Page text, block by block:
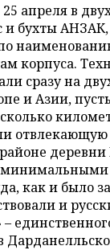
апреля в
и бухты АНЗАК,
корпуса.
сразу на
и Азии,
отвлекающую
как и было
и